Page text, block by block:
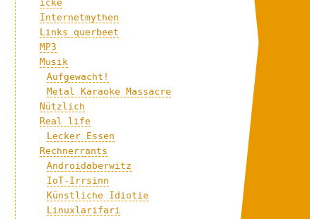
icke
Internetmythen
Links querbeet
MP3
Musik
Aufgewacht!
Metal Karaoke Massacre
Nützlich
Real life
Lecker Essen
Rechnerrants
Androidaberwitz
IoT-Irrsinn
Künstliche Idiotie
Linuxlarifari